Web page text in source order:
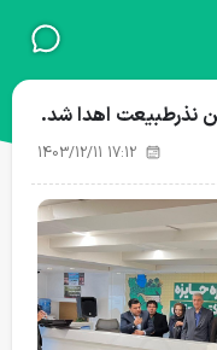
نذرطبیعت اهدا شد.
1403/12/11 17:12